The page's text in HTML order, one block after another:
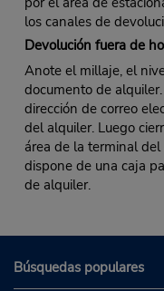
los canales de
Devolución fuera de
Anote el millaje, el
documento de
dirección de correo
del alquiler. Luego
área de la terminal
dispone de una caja
de alquiler.
Búsquedas populares